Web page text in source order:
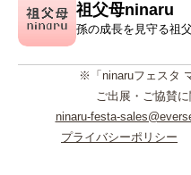
祖父母ninaru
孫の成長を見守る祖
※「ninaruフェスタ
ご出展・ご協賛
ninaru-festa-
プライバシーポリシー